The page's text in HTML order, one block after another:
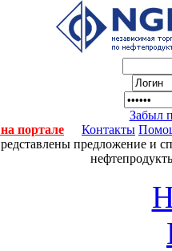
Забыл
портале
Контакты
предложение и